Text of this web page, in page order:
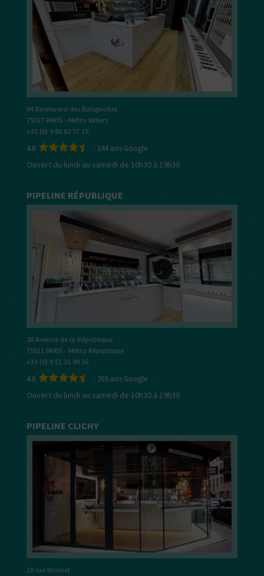
94 Boulevard des Batignolles
75017 PARIS - Métro Villiers
+33 (0) 9 80 62 37 19
4.8 - 144avis Google
Ouvert du lundi au samedi de 10h30 à 19h30
PIPELINE RÉPUBLIQUE
20 Avenue de la République
75011 PARIS - Métro République
+33 (0) 9 51 35 99 36
4.8 - 203 avis Google
Ouvert du lundi au samedi de 10h30 à 19h30
PIPELINE CLICHY
10 rue Bonnet